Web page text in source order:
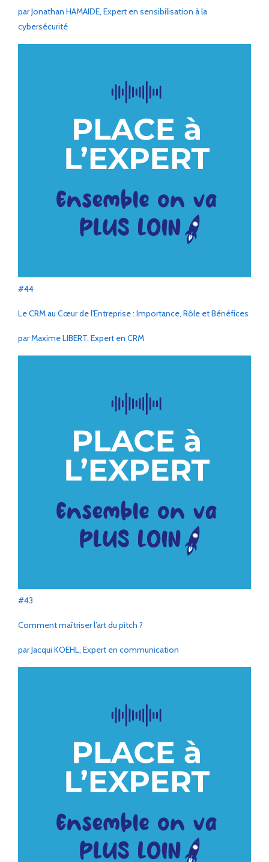
par Jonathan HAMAIDE, Expert en sensibilisation à la
cybersécurité
#44
Le CRM au Cœur de l'Entreprise : Importance, Rôle et Bénéfices
par Maxime LIBERT, Expert en CRM
#43
Comment maîtriser l’art du pitch ?
par Jacqui KOEHL, Expert en communication